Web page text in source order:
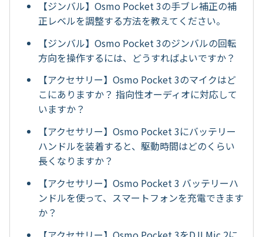
【ジンバル】Osmo Pocket 3の手ブレ補正の補
正レベルを調整する方法を教えてください。
【ジンバル】Osmo Pocket 3のジンバルの回転
方向を操作するには、どうすればよいですか？
【アクセサリー】Osmo Pocket 3のマイクはど
こにありますか？ 指向性オーディオに対応して
いますか？
【アクセサリー】Osmo Pocket 3にバッテリー
ハンドルを装着すると、駆動時間はどのくらい
長くなりますか？
【アクセサリー】Osmo Pocket 3 バッテリーハ
ンドルを使って、スマートフォンを充電できます
か？